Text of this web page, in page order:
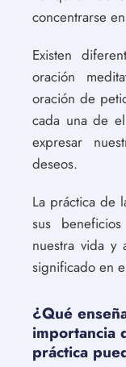
concentrarse
Existen
oración
oración de
cada una de
expresar
deseos.
La práctica de
sus
nuestra vida y
significado en
¿Qué
importancia
práctica